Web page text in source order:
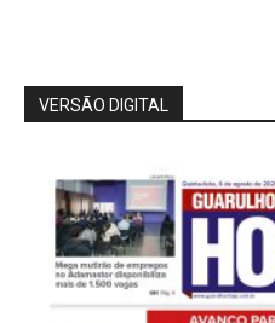
VERSÃO DIGITAL